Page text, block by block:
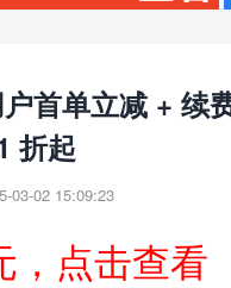
首单立减 + 续
折起
03-02 15:09:23
，点击查看